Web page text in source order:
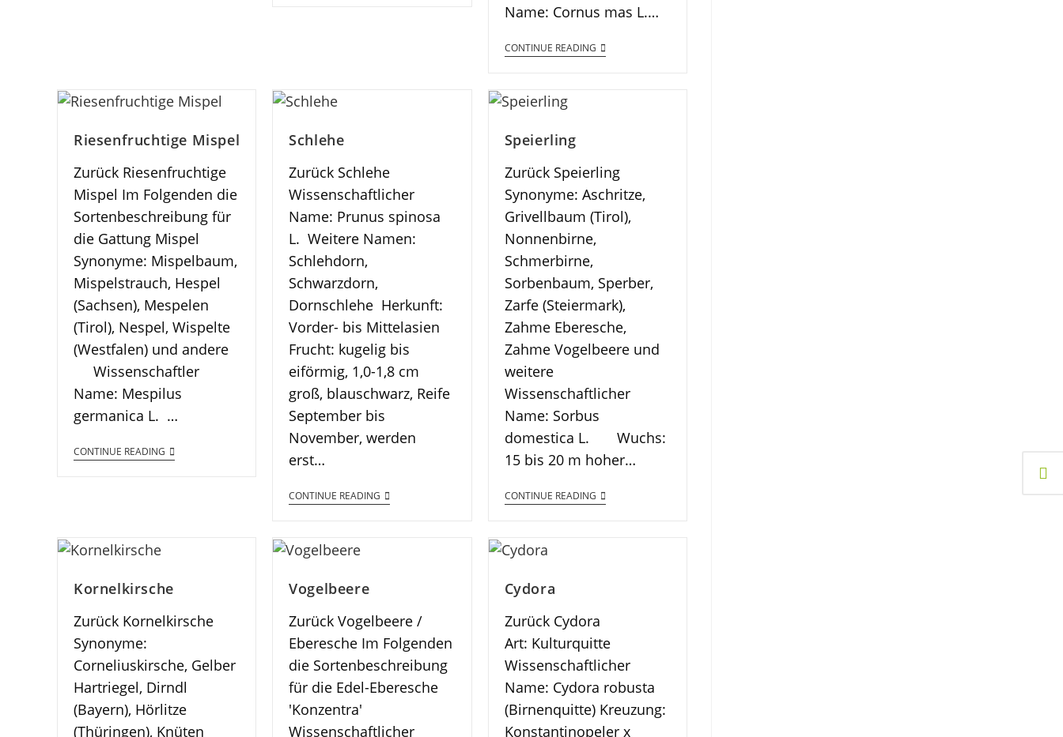
Name: Cornus mas L.…
CONTINUE READING
Riesenfruchtige Mispel
Zurück Riesenfruchtige
Mispel Im Folgenden die
Sortenbeschreibung für
die Gattung Mispel
Synonyme: Mispelbaum,
Mispelstrauch, Hespel
(Sachsen), Mespelen
(Tirol), Nespel, Wispelte
(Westfalen) und andere
Wissenschaftler
Name: Mespilus
germanica L. …
CONTINUE READING
Schlehe
Zurück Schlehe
Wissenschaftlicher
Name: Prunus spinosa
L. Weitere Namen:
Schlehdorn,
Schwarzdorn,
Dornschlehe Herkunft:
Vorder- bis Mittelasien
Frucht: kugelig bis
eiförmig, 1,0-1,8 cm
groß, blauschwarz, Reife
September bis
November, werden
erst…
CONTINUE READING
Speierling
Zurück Speierling
Synonyme: Aschritze,
Grivellbaum (Tirol),
Nonnenbirne,
Schmerbirne,
Sorbenbaum, Sperber,
Zarfe (Steiermark),
Zahme Eberesche,
Zahme Vogelbeere und
weitere
Wissenschaftlicher
Name: Sorbus
domestica L. Wuchs:
15 bis 20 m hoher…
CONTINUE READING
Kornelkirsche
Zurück Kornelkirsche
Synonyme:
Corneliuskirsche, Gelber
Hartriegel, Dirndl
(Bayern), Hörlitze
(Thüringen), Knüten
Vogelbeere
Zurück Vogelbeere /
Eberesche Im Folgenden
die Sortenbeschreibung
für die Edel-Eberesche
'Konzentra'
Wissenschaftlicher
Cydora
Zurück Cydora
Art: Kulturquitte
Wissenschaftlicher
Name: Cydora robusta
(Birnenquitte) Kreuzung:
Konstantinopeler x